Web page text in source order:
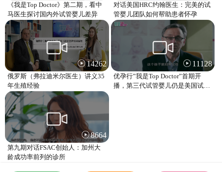
《我是Top Doctor》第二期，看中
马医生探讨国内外试管婴儿差异
对话美国HRC约翰医生：完美的试
管婴儿团队如何帮助患者怀孕
14262
俄罗斯（弗拉迪米尔医生）讲义35
年生殖经验
11128
优孕行”我是Top Doctor”首期开
播，第三代试管婴儿仍是美国试管
8664
第九期对话FSAC创始人：加州大
龄成功率前列的诊所